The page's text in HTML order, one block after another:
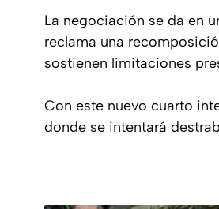
La negociación se da en
reclama una
sostienen limitaciones
Con este nuevo cuarto
donde se intentará